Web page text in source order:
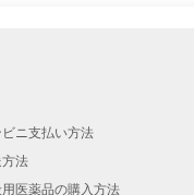
ビニ支払い方法
法
医薬品の購入方法